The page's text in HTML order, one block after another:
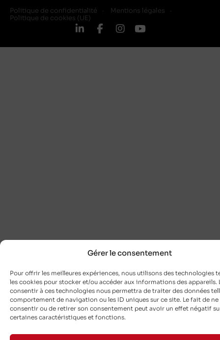
Gérer le consentement
Pour offrir les meilleures expériences, nous utilisons des technologies
les cookies pour stocker et/ou accéder aux informations des appareils.
consentir à ces technologies nous permettra de traiter des données
comportement de navigation ou les ID uniques sur ce site. Le fait de ne
consentir ou de retirer son consentement peut avoir un effet négatif
certaines caractéristiques et fonctions.
Politique de confidentialité
Mentions légales
Politique de cookies (UE)